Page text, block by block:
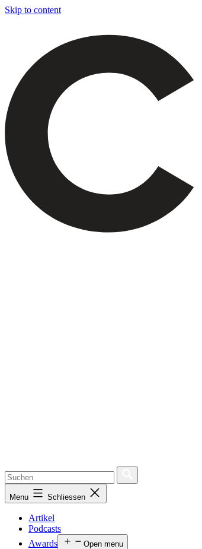
Skip to content
Menu Schliessen
Artikel
Podcasts
Awards
Open menu